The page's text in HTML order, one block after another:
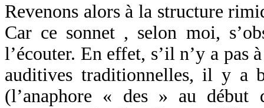
Revenons alors à la structure
Car ce sonnet , selon moi,
l’écouter. En effet, s’il n’y a pas
auditives traditionnelles, il y a
(l’anaphore « des » au